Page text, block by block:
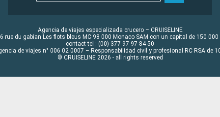
Agencia de viajes especializada crucero – CRUISELINE
rue du gabian Les flots bleus MC 98 000 Monaco SAM con un capital de 150 000
contact tel : (00) 377 97 97 84 50
de viajes n° 006 02 0007 – Responsabilidad civil y profesional RC RSA de
© CRUISELINE 2026 - all rights reserved